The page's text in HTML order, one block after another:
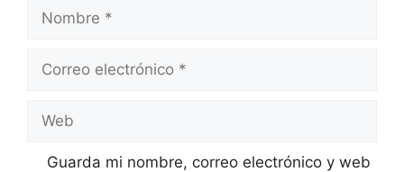
Guarda mi nombre, correo electrónico y web